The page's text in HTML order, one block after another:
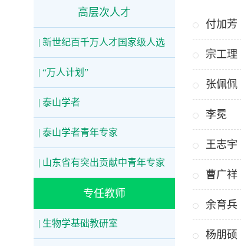
高层次人才
| 新世纪百千万人才国家级人选
| “万人计划”
| 泰山学者
| 泰山学者青年专家
| 山东省有突出贡献中青年专家
专任教师
| 生物学基础教研室
付加芳
宗工理
张佩佩
李冕
王志宇
曹广祥
余育兵
​杨朋硕